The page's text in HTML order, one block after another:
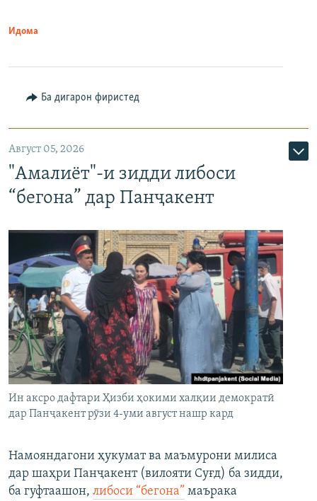
Идома
Ба дигарон фиристед
Август 05, 2026
"Амалиёт"-и зидди либоси
“бегона” дар Панҷакент
Ин аксро дафтари Ҳизби ҳокими халқии демократӣ
дар Панҷакент рӯзи 4-уми август нашр кард
Намояндагони ҳукумат ва маъмурони милиса
дар шаҳри Панҷакент (вилояти Суғд) ба зидди,
ба гуфтаашон, либоси “бегона” маърака